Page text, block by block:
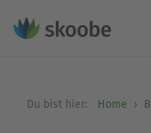
Du bist hier: Home